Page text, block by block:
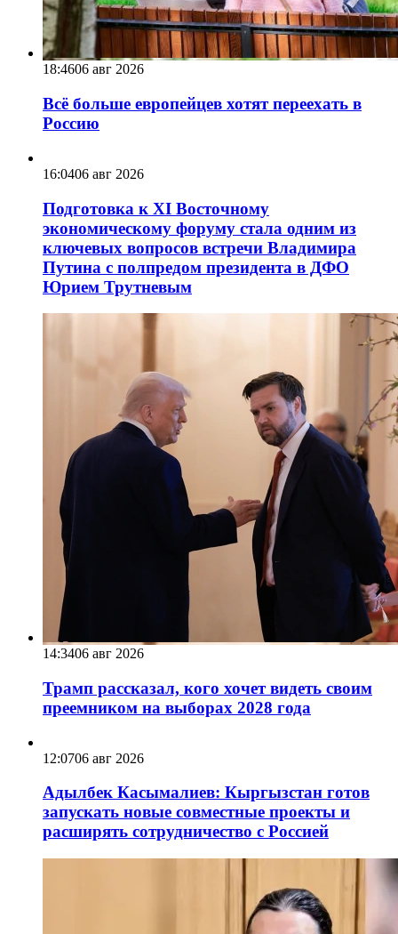
18:4606 авг 2026
Всё больше европейцев хотят переехать в
Россию
16:0406 авг 2026
Подготовка к XI Восточному
экономическому форуму стала одним из
ключевых вопросов встречи Владимира
Путина с полпредом президента в ДФО
Юрием Трутневым
14:3406 авг 2026
Трамп рассказал, кого хочет видеть своим
преемником на выборах 2028 года
12:0706 авг 2026
Адылбек Касымалиев: Кыргызстан готов
запускать новые совместные проекты и
расширять сотрудничество с Россией